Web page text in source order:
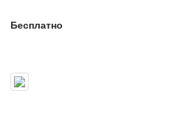
Бесплатно